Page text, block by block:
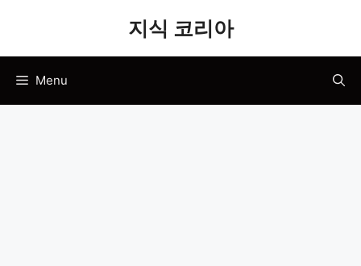
지식 코리아
Menu